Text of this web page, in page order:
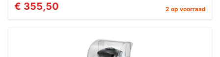
€ 355,50 2 op voorraad